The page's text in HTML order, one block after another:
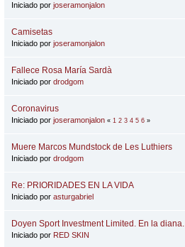
Iniciado por joseramonjalon
Camisetas
Iniciado por joseramonjalon
Fallece Rosa María Sardà
Iniciado por drodgom
Coronavirus
Iniciado por joseramonjalon « 1 2 3 4 5 6 »
Muere Marcos Mundstock de Les Luthiers
Iniciado por drodgom
Re: PRIORIDADES EN LA VIDA
Iniciado por asturgabriel
Doyen Sport Investment Limited. En la diana.
Iniciado por RED SKIN